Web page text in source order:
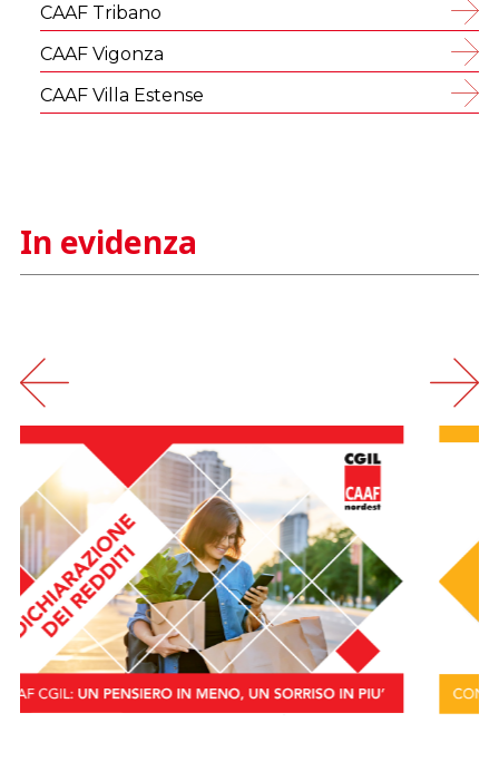
CAAF Tribano
CAAF Vigonza
CAAF Villa Estense
In evidenza
‹ ›